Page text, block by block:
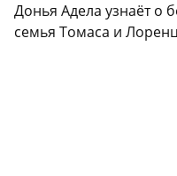
Донья Адела узнаёт о
семья Томаса и